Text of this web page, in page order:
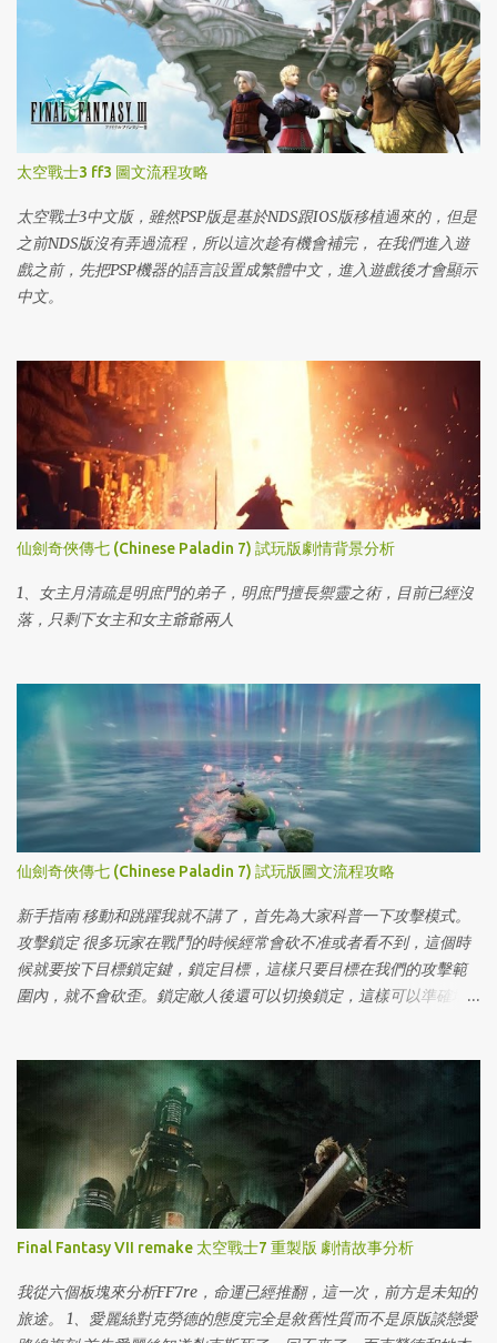
太空戰士3 ff3 圖文流程攻略
太空戰士3中文版，雖然PSP版是基於NDS跟IOS版移植過來的，但是
之前NDS版沒有弄過流程，所以這次趁有機會補完， 在我們進入遊
戲之前，先把PSP機器的語言設置成繁體中文，進入遊戲後才會顯示
中文。
仙劍奇俠傳七 (Chinese Paladin 7) 試玩版劇情背景分析
1、女主月清疏是明庶門的弟子，明庶門擅長禦靈之術，目前已經沒
落，只剩下女主和女主爺爺兩人
仙劍奇俠傳七 (Chinese Paladin 7) 試玩版圖文流程攻略
新手指南 移動和跳躍我就不講了，首先為大家科普一下攻擊模式。
攻擊鎖定 很多玩家在戰鬥的時候經常會砍不准或者看不到，這個時
候就要按下目標鎖定鍵，鎖定目標，這樣只要目標在我們的攻擊範
圍內，就不會砍歪。鎖定敵人後還可以切換鎖定，這樣可以準確地
輕攻擊就可以進行連攜攻擊，最多可以連續攻擊6次（又稱6段攻
擊），輕攻擊後按下重攻擊鍵就可以放出連攜技能。 女主月清疏的
連攜技能如下： 靈鶴獨旋：輕攻擊→輕攻擊→重攻擊 明庶門獨創的
體術絕學。以腿技彌補劍術的疏漏之處,其淩厲不亞于精於體術之
人。這招主要用來快速輸出，面對靈活的敵人使用，使用條件非常
寬鬆。
Final Fantasy VII remake 太空戰士7 重製版 劇情故事分析
我從六個板塊來分析FF7re，命運已經推翻，這一次，前方是未知的
旅途。 1、愛麗絲對克勞德的態度完全是敘舊性質而不是原版談戀愛